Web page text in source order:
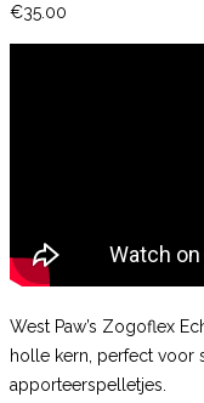
€35.00
West Paw’s Zogoflex
holle kern, perfect voor
apporteerspelletjes.